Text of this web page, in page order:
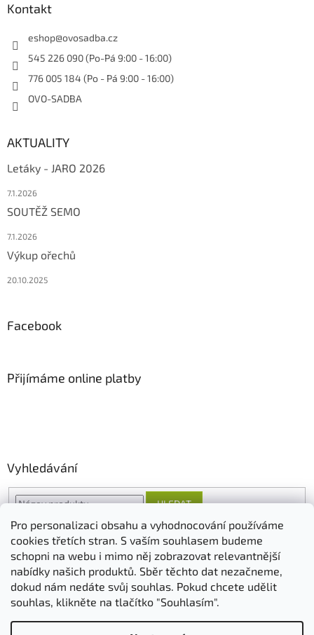
Pro personalizaci obsahu a vyhodnocování používáme
cookies třetích stran. S vaším souhlasem budeme
schopni na webu i mimo něj zobrazovat relevantnější
nabídky našich produktů. Sběr těchto dat nezačneme,
dokud nám nedáte svůj souhlas. Pokud chcete udělit
souhlas, klikněte na tlačítko "Souhlasím".
Kontakt
eshop@ovosadba.cz
545 226 090 (Po-Pá 9:00 - 16:00)
776 005 184 (Po - Pá 9:00 - 16:00)
OVO-SADBA
AKTUALITY
Letáky - JARO 2026
7.1.2026
SOUTĚŽ SEMO
7.1.2026
Výkup ořechů
20.10.2025
Facebook
Přijímáme online platby
Vyhledávání
HLEDAT
O nás FORESTINA AGRO CS